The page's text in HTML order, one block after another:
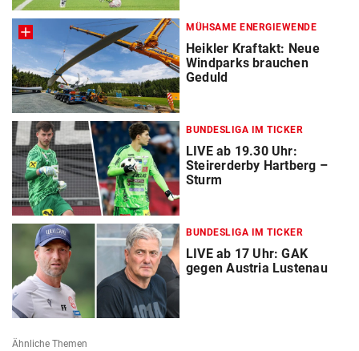
MÜHSAME ENERGIEWENDE
Heikler Kraftakt: Neue
Windparks brauchen
Geduld
BUNDESLIGA IM TICKER
LIVE ab 19.30 Uhr:
Steirerderby Hartberg –
Sturm
BUNDESLIGA IM TICKER
LIVE ab 17 Uhr: GAK
gegen Austria Lustenau
Ähnliche Themen